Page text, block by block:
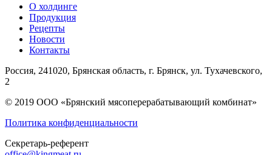
О холдинге
Продукция
Рецепты
Новости
Контакты
Россия, 241020, Брянская область, г. Брянск, ул. Тухачевского,
2
© 2019 ООО «Брянский мясоперерабатывающий комбинат»
Политика конфиденциальности
Секретарь-референт